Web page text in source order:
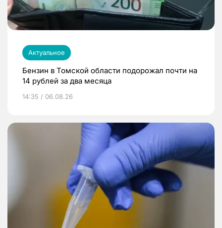
Актуальное
Бензин в Томской области подорожал почти на
14 рублей за два месяца
14:35 / 06.08.26